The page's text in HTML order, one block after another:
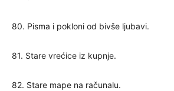
80. Pisma i pokloni od bivše ljubavi.
81. Stare vrećice iz kupnje.
82. Stare mape na računalu.